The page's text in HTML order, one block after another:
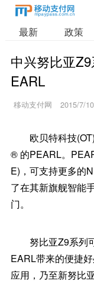
最新 政策
中兴努比亚
EARL
移动支付网 2015/7/
欧贝特科技(OT)
® 的PEARL。
E)，可支持更多的
了在其新旗舰智能
门。
努比亚Z9系列可
EARL带来的便捷
应用，乃至新努比